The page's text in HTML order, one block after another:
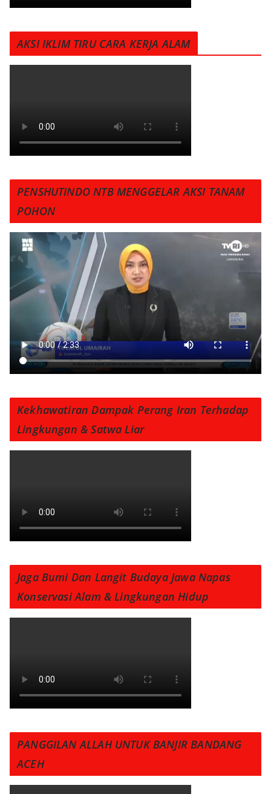
AKSI IKLIM TIRU CARA KERJA ALAM
PENSHUTINDO NTB MENGGELAR AKSI TANAM
POHON
Kekhawatiran Dampak Perang Iran Terhadap
Lingkungan & Satwa Liar
Jaga Bumi Dan Langit Budaya Jawa Napas
Konservasi Alam & Lingkungan Hidup
PANGGILAN ALLAH UNTUK BANJIR BANDANG
ACEH